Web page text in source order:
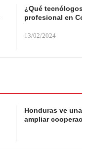
¿Qué tecnólogos
profesional en
13/02/2024
Honduras ve una
ampliar